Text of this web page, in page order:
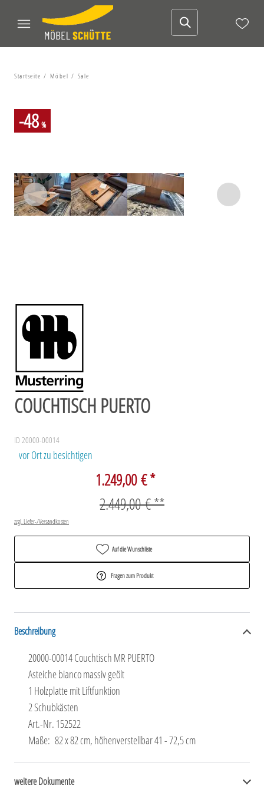
Startseite Möbel Sale
-48 %
COUCHTISCH PUERTO
ID 20000-00014
vor Ort zu besichtigen
1.249,00 € *
2.449,00 € **
zzgl. Liefer-/Versandkosten
Auf die Wunschliste
Fragen zum Produkt
Beschreibung
20000-00014 Couchtisch MR PUERTO
Asteiche bianco massiv geölt
1 Holzplatte mit Liftfunktion
2 Schubkästen
Art.-Nr. 152522
Maße: 82 x 82 cm, höhenverstellbar 41 - 72,5 cm
weitere Dokumente